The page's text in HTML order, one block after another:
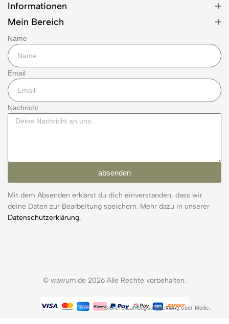
Informationen
Mein Bereich
Name
Email
Nachricht
absenden
Mit dem Absenden erklärst du dich einverstanden, dass wir
deine Daten zur Bearbeitung speichern. Mehr dazu in unserer
Datenschutzerklärung.
© wawum.de 2026 Alle Rechte vorbehalten.
Sichere Zahlungsabwicklung über Mollie.